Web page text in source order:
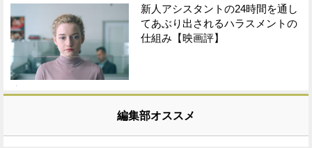
新人アシスタントの24時間を通し
てあぶり出されるハラスメントの
仕組み【映画評】
編集部オススメ